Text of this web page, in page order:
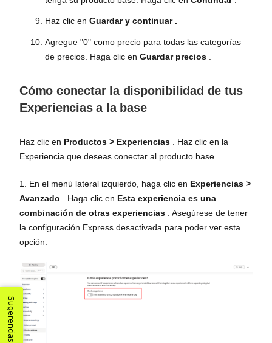
Haz clic en Guardar y continuar .
Agregue "0" como precio para todas las categorías
de precios. Haga clic en Guardar precios
Cómo conectar la disponibilidad de tus
Experiencias a la base
Haz clic en Productos > Experiencias . Haz clic en la
Experiencia que deseas conectar al producto base.
1. En el menú lateral izquierdo, haga clic en Experiencias >
Avanzado
Haga clic en Esta experiencia es una
combinación de otras experiencias . Asegúrese de tener
la configuración Express desactivada para poder ver esta
opción.
Sugerencias